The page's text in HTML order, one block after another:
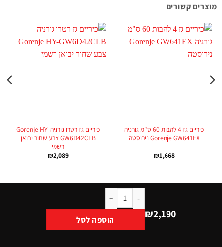
מוצרים קשורים
כיריים גז 4 להבות 60 ס"מ גורניה
Gorenje GW641EX נירוסטה
₪1,668
כיריים גז רטרו גורניה Gorenje HY-
GW6D42CLB צבע שחור יבואן
רשמי
₪2,089
₪2,190 הוספה לסל